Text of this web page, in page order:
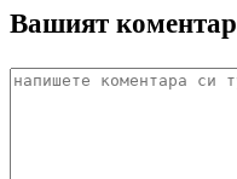
Вашият коментар